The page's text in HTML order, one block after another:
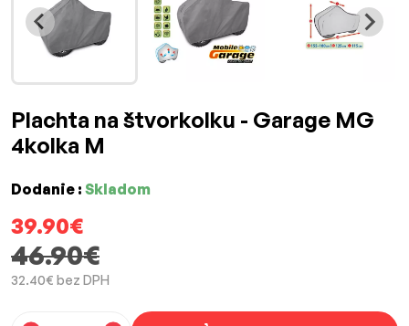
Plachta na štvorkolku - Garage MG
4kolka M
Dodanie : Skladom
39.90€
46.90€
32.40€ bez DPH